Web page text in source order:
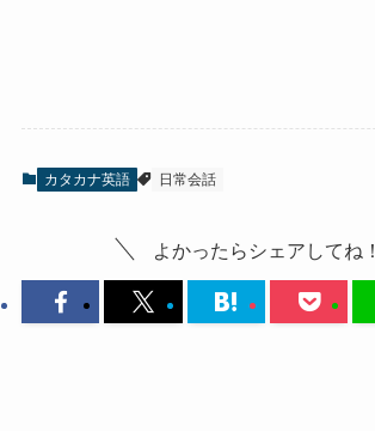
カタカナ英語 日常会話
よかったらシェアしてね！